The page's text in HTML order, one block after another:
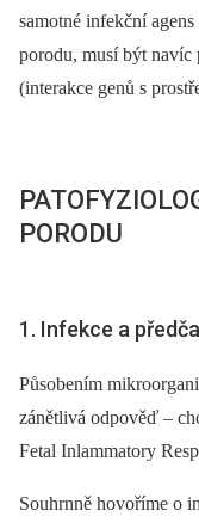
samotné infekční
porodu, musí být navíc
(interakce genů s
PORODU
1. Infekce a
Působením
zánětlivá odpověď –⁠
Fetal Inlammatory
Souhrnně hovoříme o